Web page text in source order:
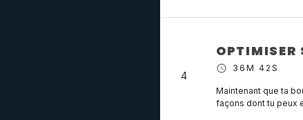
4
OPTIMISER
36M 42S
Maintenant que ta
façons dont tu peux